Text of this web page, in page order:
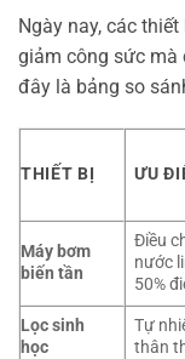
Ngày nay, các
giảm công sức mà
đây là bảng so
THIẾT BỊ ƯU
Máy bơm
biến tần
Điều
nước
50%
Lọc sinh
học
Tự
thân